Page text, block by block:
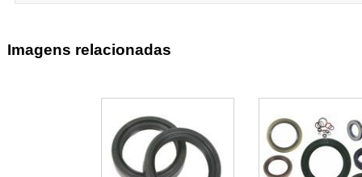
Imagens relacionadas